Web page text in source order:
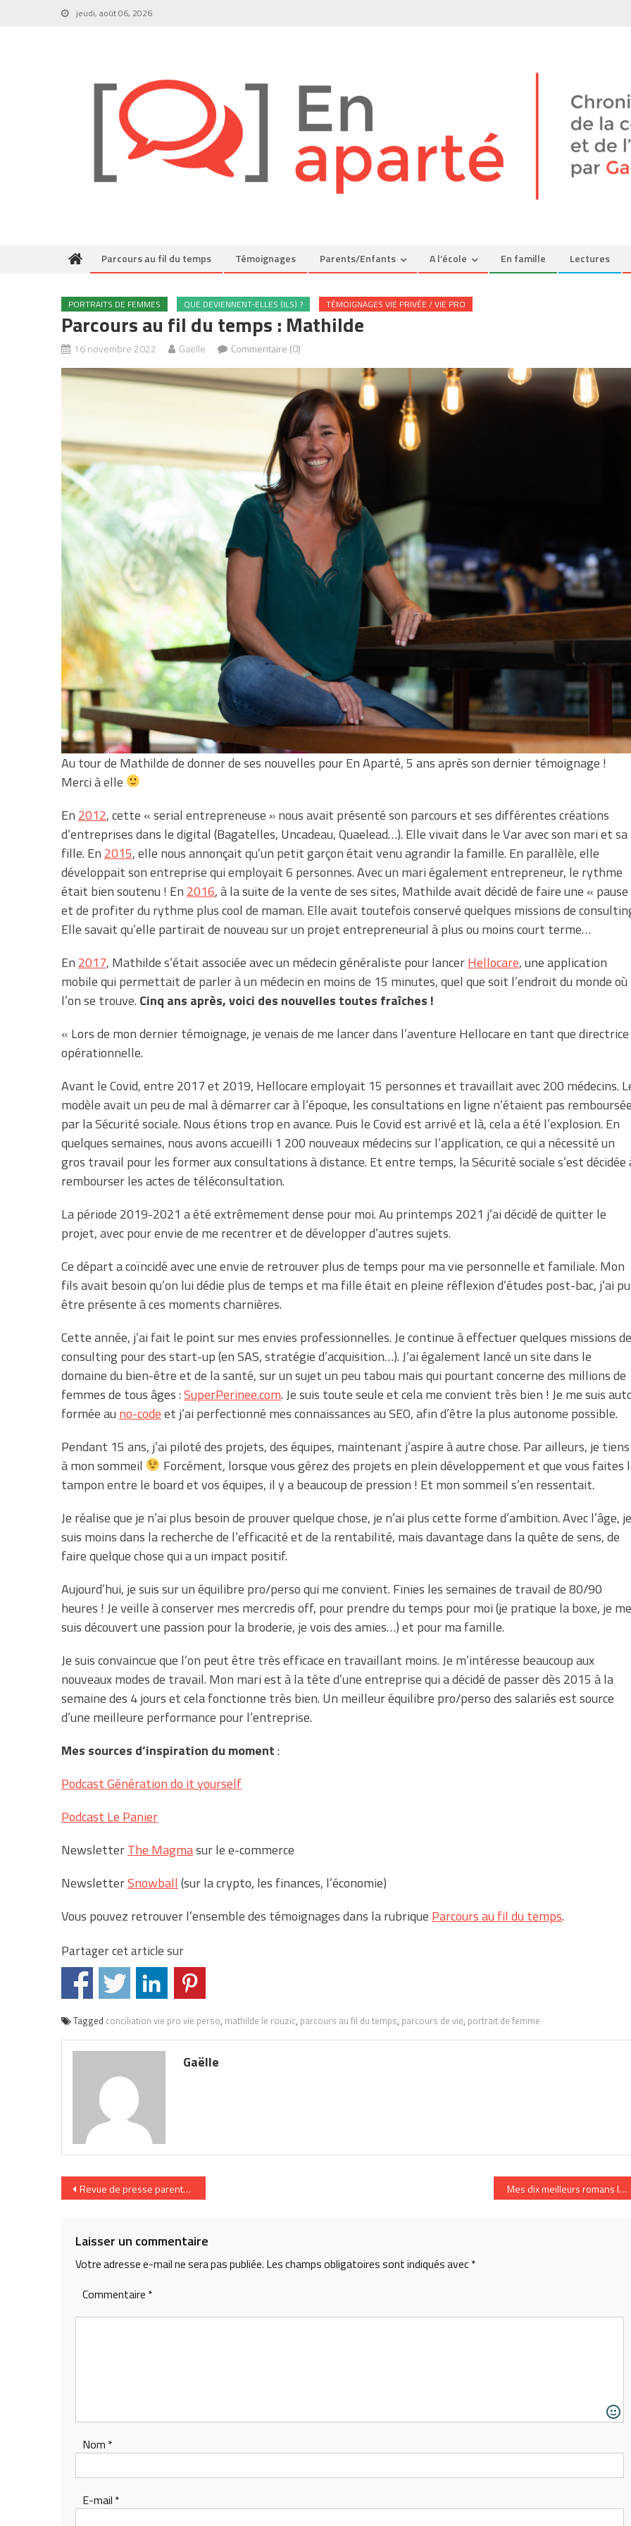
jeudi, août 06, 2026
Parcours au fil du temps Témoignages Parents/Enfants A l’école En famille Lectures
PORTRAITS DE FEMMES QUE DEVIENNENT-ELLES (ILS) ? TÉMOIGNAGES VIE PRIVÉE / VIE PRO
Parcours au fil du temps : Mathilde
16 novembre 2022 Gaëlle Commentaire (0)
Au tour de Mathilde de donner de ses nouvelles pour En Aparté, 5 ans après son dernier témoignage !
Merci à elle
En 2012, cette « serial entrepreneuse » nous avait présenté son parcours et ses différentes créations
d’entreprises dans le digital (Bagatelles, Uncadeau, Quaelead…). Elle vivait dans le Var avec son mari et sa
fille. En 2015, elle nous annonçait qu’un petit garçon était venu agrandir la famille. En parallèle, elle
développait son entreprise qui employait 6 personnes. Avec un mari également entrepreneur, le rythme
était bien soutenu ! En 2016, à la suite de la vente de ses sites, Mathilde avait décidé de faire une « pause
et de profiter du rythme plus cool de maman. Elle avait toutefois conservé quelques missions de
Elle savait qu’elle partirait de nouveau sur un projet entrepreneurial à plus ou moins court terme…
En 2017, Mathilde s’était associée avec un médecin généraliste pour lancerHellocare, une application
mobile qui permettait de parler à un médecin en moins de 15 minutes, quel que soit l’endroit du monde où
l’on se trouve. Cinq ans après, voici des nouvelles toutes fraîches !
« Lors de mon dernier témoignage, je venais de me lancer dans l’aventure Hellocare en tant que directrice
opérationnelle.
Avant le Covid, entre 2017 et 2019, Hellocare employait 15 personnes et travaillait avec 200 médecins.
modèle avait un peu de mal à démarrer car à l’époque, les consultations en ligne n’étaient pas
par la Sécurité sociale. Nous étions trop en avance. Puis le Covid est arrivé et là, cela a été l’explosion. En
quelques semaines, nous avons accueilli 1 200 nouveaux médecins sur l’application, ce qui a nécessité un
gros travail pour les former aux consultations à distance. Et entre temps, la Sécurité sociale s’est décidée
rembourser les actes de téléconsultation.
La période 2019-2021 a été extrêmement dense pour moi. Au printemps 2021 j’ai décidé de quitter le
projet, avec pour envie de me recentrer et de développer d’autres sujets.
Ce départ a coïncidé avec une envie de retrouver plus de temps pour ma vie personnelle et familiale. Mon
fils avait besoin qu’on lui dédie plus de temps et ma fille était en pleine réflexion d’études post-bac, j’ai pu
être présente à ces moments charnières.
Cette année, j’ai fait le point sur mes envies professionnelles. Je continue à effectuer quelques missions de
consulting pour des start-up (en SAS, stratégie d’acquisition…). J’ai également lancé un site dans le
domaine du bien-être et de la santé, sur un sujet un peu tabou mais qui pourtant concerne des millions de
femmes de tous âges :SuperPerinee.com. Je suis toute seule et cela me convient très bien ! Je me suis
formée au no-codeet j’ai perfectionné mes connaissances au SEO, afin d’être la plus autonome possible.
Pendant 15 ans, j’ai piloté des projets, des équipes, maintenant j’aspire à autre chose. Par ailleurs, je tiens
à mon sommeil
Forcément, lorsque vous gérez des projets en plein développement et que vous faites
tampon entre le board et vos équipes, il y a beaucoup de pression ! Et mon sommeil s’en ressentait.
Je réalise que je n’ai plus besoin de prouver quelque chose, je n’ai plus cette forme d’ambition. Avec l’âge, je
suis moins dans la recherche de l’efficacité et de la rentabilité, mais davantage dans la quête de sens, de
faire quelque chose qui a un impact positif.
Aujourd’hui, je suis sur un équilibre pro/perso qui me convient. Finies les semaines de travail de 80/90
heures ! Je veille à conserver mes mercredis off, pour prendre du temps pour moi (je pratique la boxe, je me
suis découvert une passion pour la broderie, je vois des amies…) et pour ma famille.
Je suis convaincue que l’on peut être très efficace en travaillant moins. Je m’intéresse beaucoup aux
nouveaux modes de travail. Mon mari est à la tête d’une entreprise qui a décidé de passer dès 2015 à la
semaine des 4 jours et cela fonctionne très bien. Un meilleur équilibre pro/perso des salariés est source
d’une meilleure performance pour l’entreprise.
Mes sources d’inspiration du moment:
Podcast Génération do it yourself
Podcast Le Panier
NewsletterThe Magmasur le e-commerce
NewsletterSnowball (sur la crypto, les finances, l’économie)
Vous pouvez retrouver l’ensemble des témoignages dans la rubrique Parcours au fil du temps.
Partager cet article sur
Tagged conciliation vie pro vie perso, mathilde le rouzic, parcours au fil du temps, parcours de vie, portrait de femme
Gaëlle
Navigation
l’article
Revue de presse parentalité / éducation Mes dix meilleurs romans lus
Laisser un commentaire
Votre adresse e-mail ne sera pas publiée. Les champs obligatoires sont indiqués avec*
Commentaire *
Nom *
E-mail *